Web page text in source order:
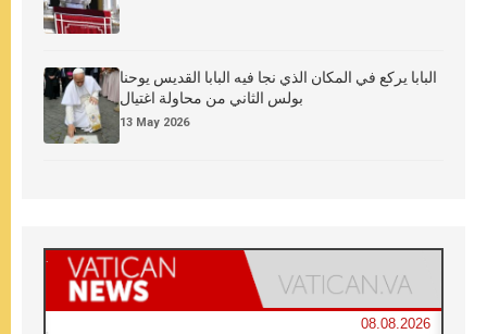
البابا يركع في المكان الذي نجا فيه البابا القديس يوحنا
بولس الثاني من محاولة اغتيال
13 May 2026
08.08.2026